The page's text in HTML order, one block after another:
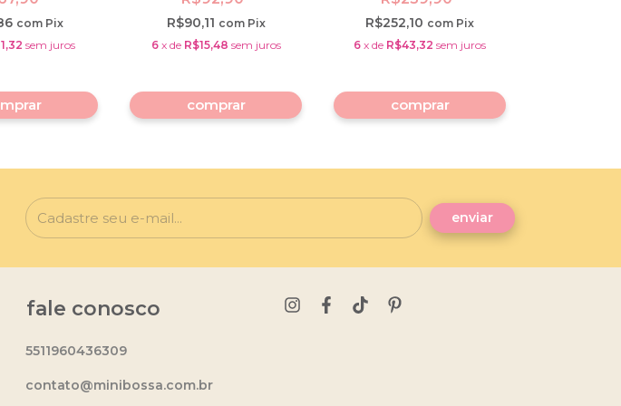
com Pix
sem juros
R$90,11 com Pix
6 x de R$15,48 sem juros
R$252,10 com Pix
6 x de R$43,32 sem juros
fale conosco
5511960436309
contato@minibossa.com.br